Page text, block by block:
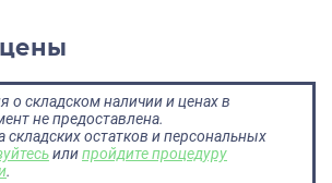
о складском наличии и ценах в
не предоставлена.
складских остатков и персональных
илипройдите процедуру
.